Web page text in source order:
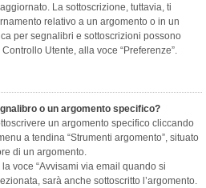
La sottoscrizione, tuttavia, ti
relativo a un argomento o in un
per segnalibri e sottoscrizioni possono
Utente, alla voce “Preferenze”.
o un argomento specifico?
un argomento specifico cliccando
a tendina “Strumenti argomento”, situato
di un argomento.
voce “Avvisami via email quando si
sarà anche sottoscritto l’argomento.